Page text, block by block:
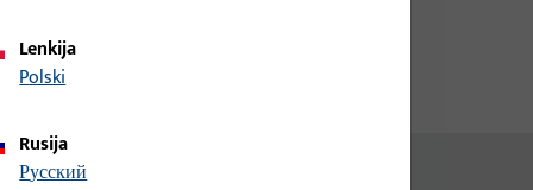
Lenkija
Polski
Rusija
русский